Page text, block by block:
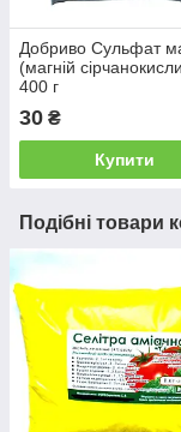
Добриво Сульфат
(магній
400 г
30 ₴
Купити
Подібні товари